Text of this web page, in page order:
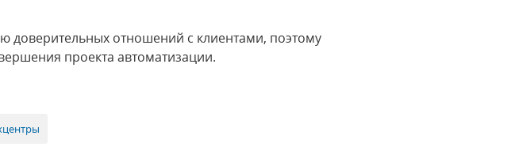
доверительных отношений с клиентами, поэтому
проекта автоматизации.